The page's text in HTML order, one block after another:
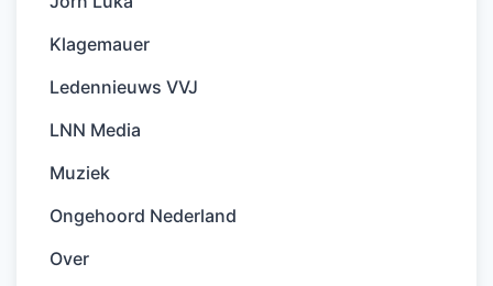
Klagemauer
Ledennieuws VVJ
LNN Media
Muziek
Ongehoord Nederland
Over